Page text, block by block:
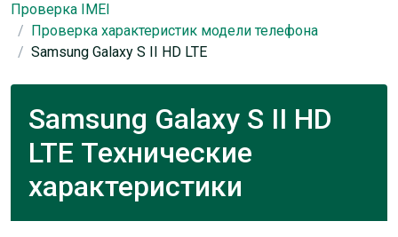
Проверка IMEI
Проверка характеристик модели телефона
Samsung Galaxy S II HD LTE
Samsung Galaxy S II HD
LTE Технические
характеристики